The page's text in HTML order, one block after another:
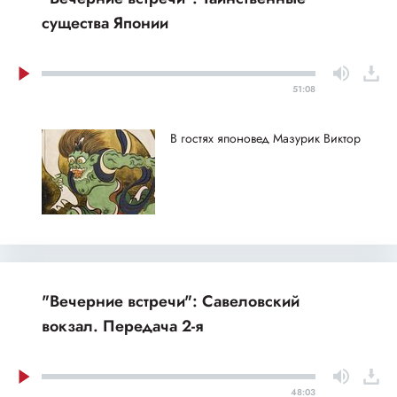
существа Японии
51:08
В гостях японовед Мазурик Виктор
"Вечерние встречи": Савеловский
вокзал. Передача 2-я
48:03